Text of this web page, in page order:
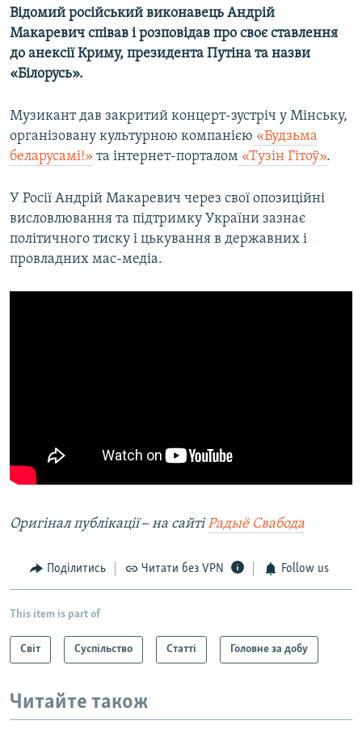
Усі сайти RFE/RL
Відомий російський виконавець Андрій
Макаревич співав і розповідав про своє ставлення
до анексії Криму, президента Путіна та назви
«Білорусь»​.
Музикант дав закритий концерт-зустріч у Мінську,
організовану культурною компанією «Будзьма
беларусамі!» та інтернет-порталом «Тузін Гітоў».
У Росії Андрій Макаревич через свої опозиційні
висловлювання та підтримку України зазнає
політичного тиску і цькування в державних і
провладних мас-медіа.
Оригінал публікації–на сайтіРадыё Свабода
Поділитись Читати без VPN Follow us
This item is part of
Світ Суспільство Статті Головне за добу
Читайте також